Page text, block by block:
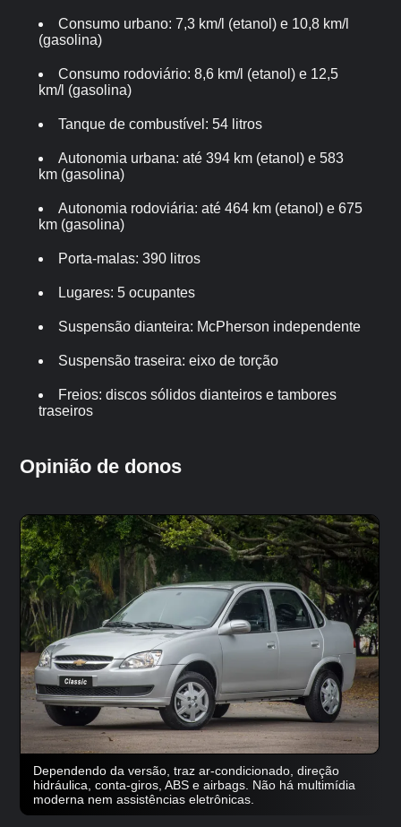
Consumo urbano: 7,3 km/l (etanol) e 10,8 km/l
(gasolina)
Consumo rodoviário: 8,6 km/l (etanol) e 12,5
km/l (gasolina)
Tanque de combustível: 54 litros
Autonomia urbana: até 394 km (etanol) e 583
km (gasolina)
Autonomia rodoviária: até 464 km (etanol) e 675
km (gasolina)
Porta-malas: 390 litros
Lugares: 5 ocupantes
Suspensão dianteira: McPherson independente
Suspensão traseira: eixo de torção
Freios: discos sólidos dianteiros e tambores
traseiros
Opinião de donos
Dependendo da versão, traz ar-condicionado, direção
hidráulica, conta-giros, ABS e airbags. Não há multimídia
moderna nem assistências eletrônicas.